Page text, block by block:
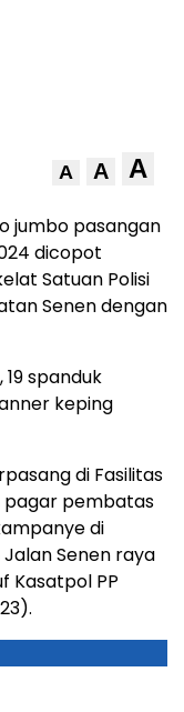
A A A
jumbo pasangan
dicopot
Satuan Polisi
Senen dengan
spanduk
keping
di Fasilitas
pagar pembatas
di
Senen raya
Kasatpol PP